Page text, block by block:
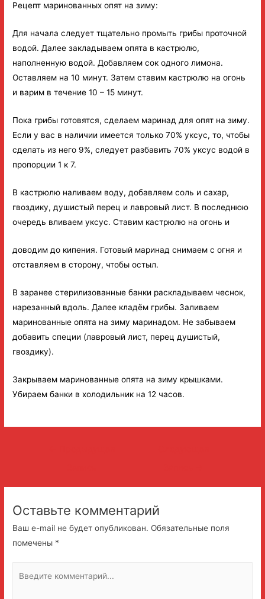
Рецепт маринованных опят на зиму:
Для начала следует тщательно промыть грибы проточной
водой. Далее закладываем опята в кастрюлю,
наполненную водой. Добавляем сок одного лимона.
Оставляем на 10 минут. Затем ставим кастрюлю на огонь
и варим в течение 10 – 15 минут.
Пока грибы готовятся, сделаем маринад для опят на зиму.
Если у вас в наличии имеется только 70% уксус, то, чтобы
сделать из него 9%, следует разбавить 70% уксус водой в
пропорции 1 к 7.
В кастрюлю наливаем воду, добавляем соль и сахар,
гвоздику, душистый перец и лавровый лист. В последнюю
очередь вливаем уксус. Ставим кастрюлю на огонь и
доводим до кипения. Готовый маринад снимаем с огня и
отставляем в сторону, чтобы остыл.
В заранее стерилизованные банки раскладываем чеснок,
нарезанный вдоль. Далее кладём грибы. Заливаем
маринованные опята на зиму маринадом. Не забываем
добавить специи (лавровый лист, перец душистый,
гвоздику).
Закрываем маринованные опята на зиму крышками.
Убираем банки в холодильник на 12 часов.
записям
Оставьте комментарий
Ваш e-mail не будет опубликован. Обязательные поля
помечены *